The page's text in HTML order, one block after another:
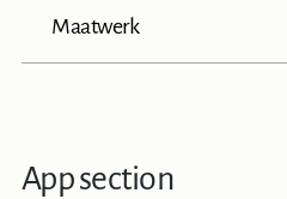
Maatwerk
App section